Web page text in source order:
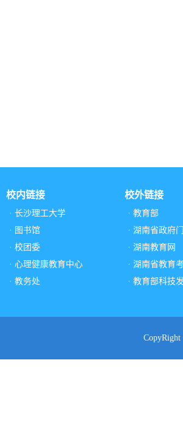
校内链接
· 长沙理工大学
· 图书馆
· 校团委
· 心理健康教育中心
· 教务处
校外链接
· 教育部
· 湖南省政府
· 湖南教育网
· 湖南省教育
· 教育部科技